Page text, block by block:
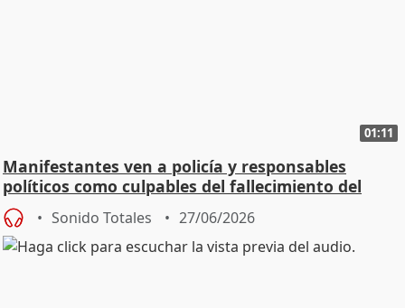
01:11
Manifestantes ven a policía y responsables
políticos como culpables del fallecimiento del
joven
Sonido Totales 27/06/2026